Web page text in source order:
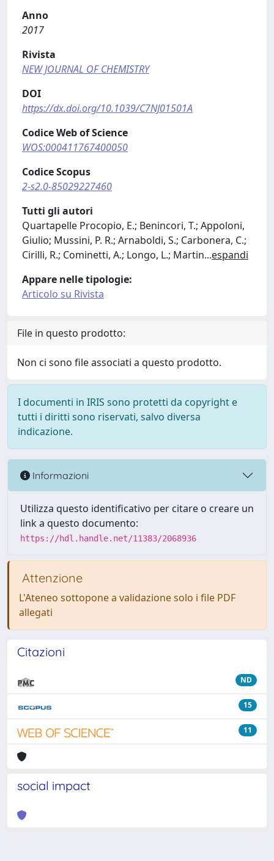
Anno
2017
Rivista
NEW JOURNAL OF CHEMISTRY
DOI
https://dx.doi.org/10.1039/C7NJ01501A
Codice Web of Science
WOS:000411767400050
Codice Scopus
2-s2.0-85029227460
Tutti gli autori
Quartapelle Procopio, E.; Benincori, T.; Appoloni,
Giulio; Mussini, P. R.; Arnaboldi, S.; Carbonera, C.;
Cirilli, R.; Cominetti, A.; Longo, L.; Martin...espandi
Appare nelle tipologie:
Articolo su Rivista
File in questo prodotto:
Non ci sono file associati a questo prodotto.
I documenti in IRIS sono protetti da copyright e
tutti i diritti sono riservati, salvo diversa
indicazione.
Informazioni
Utilizza questo identificativo per citare o creare un
link a questo documento:
https://hdl.handle.net/11383/2068936
Attenzione
L'Ateneo sottopone a validazione solo i file PDF
allegati
Citazioni
ND
15
11
social impact